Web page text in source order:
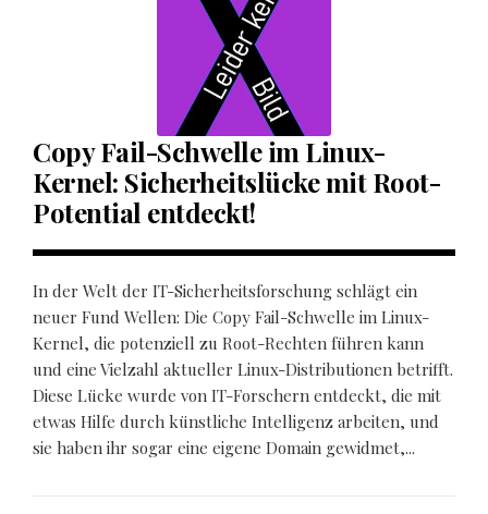
Copy Fail-Schwelle im Linux-
Kernel: Sicherheitslücke mit Root-
Potential entdeckt!
In der Welt der IT-Sicherheitsforschung schlägt ein
neuer Fund Wellen: Die Copy Fail-Schwelle im Linux-
Kernel, die potenziell zu Root-Rechten führen kann
und eine Vielzahl aktueller Linux-Distributionen betrifft.
Diese Lücke wurde von IT-Forschern entdeckt, die mit
etwas Hilfe durch künstliche Intelligenz arbeiten, und
sie haben ihr sogar eine eigene Domain gewidmet,...